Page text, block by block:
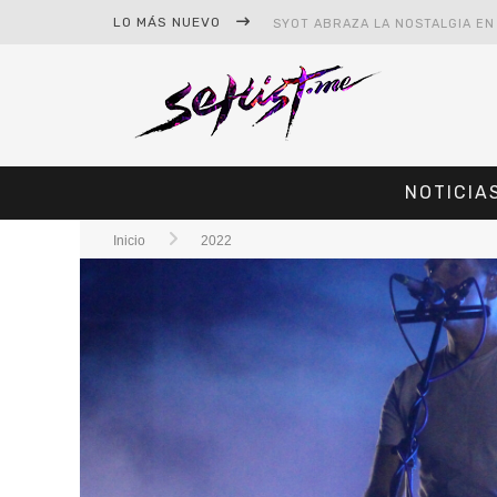
LO MÁS NUEVO
#CINE – STAR WARS: THE
#CINE – SPIDER-MAN: UN
Inicio 2022